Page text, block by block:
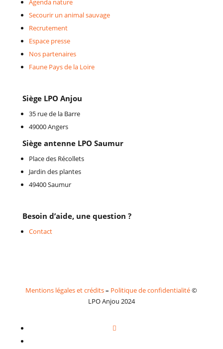
Agenda nature
Secourir un animal sauvage
Recrutement
Espace presse
Nos partenaires
Faune Pays de la Loire
Siège LPO Anjou
35 rue de la Barre
49000 Angers
Siège antenne LPO Saumur
Place des Récollets
Jardin des plantes
49400 Saumur
Besoin d’aide, une question ?
Contact
Mentions légales et crédits– Politique de confidentialité©
LPO Anjou 2024